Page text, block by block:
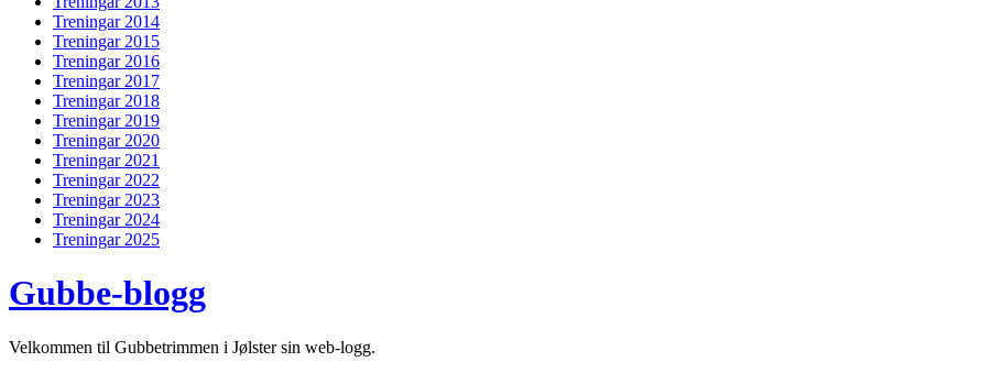
Treningar 2014
Treningar 2015
Treningar 2016
Treningar 2017
Treningar 2018
Treningar 2019
Treningar 2020
Treningar 2021
Treningar 2022
Treningar 2023
Treningar 2024
Treningar 2025
Gubbe-blogg
Velkommen til Gubbetrimmen i Jølster sin web-logg.